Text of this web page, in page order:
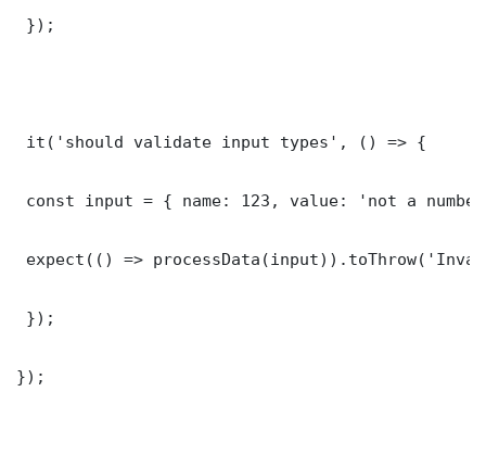
});
it('should validate input types', () => {
const input = { name: 123, value: 'not a
expect(() =>
});
});